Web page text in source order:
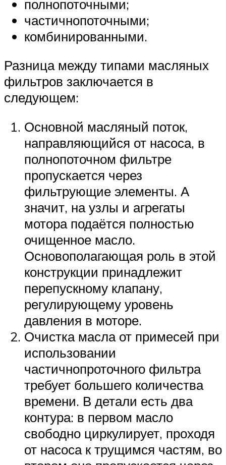
Меню
полнопоточными;
частичнопоточными;
комбинированными.
Разница между типами масляных
фильтров заключается в
следующем:
Основной масляный поток,
направляющийся от насоса, в
полнопоточном фильтре
пропускается через
фильтрующие элементы. А
значит, на узлы и агрегаты
мотора подаётся полностью
очищенное масло.
Основополагающая роль в этой
конструкции принадлежит
перепускному клапану,
регулирующему уровень
давления в моторе.
Очистка масла от примесей при
использовании
частичнопроточного фильтра
требует большего количества
времени. В детали есть два
контура: в первом масло
свободно циркулирует, проходя
от насоса к трущимся частям, во